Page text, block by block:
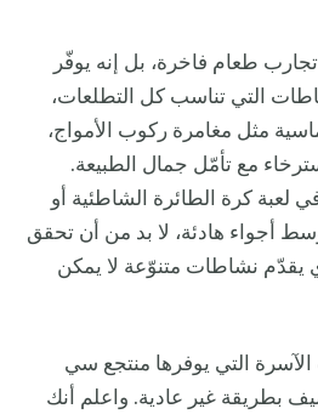
تجارب طعام فاخرة، بل إنه يوفّر
التي تناسب كل التطلعات،
مثل مغامرة ركوب الأمواج،
مع تأمّل جمال الطبيعة.
لعبة كرة الطائرة الشاطئية أو
أجواء هادئة، لا بد من أن تحقق
يقدّم نشاطات متنوّعة لا يمكن
التي يوفرها منتجع سي
بطريقة غير عادية. واعلم أنك